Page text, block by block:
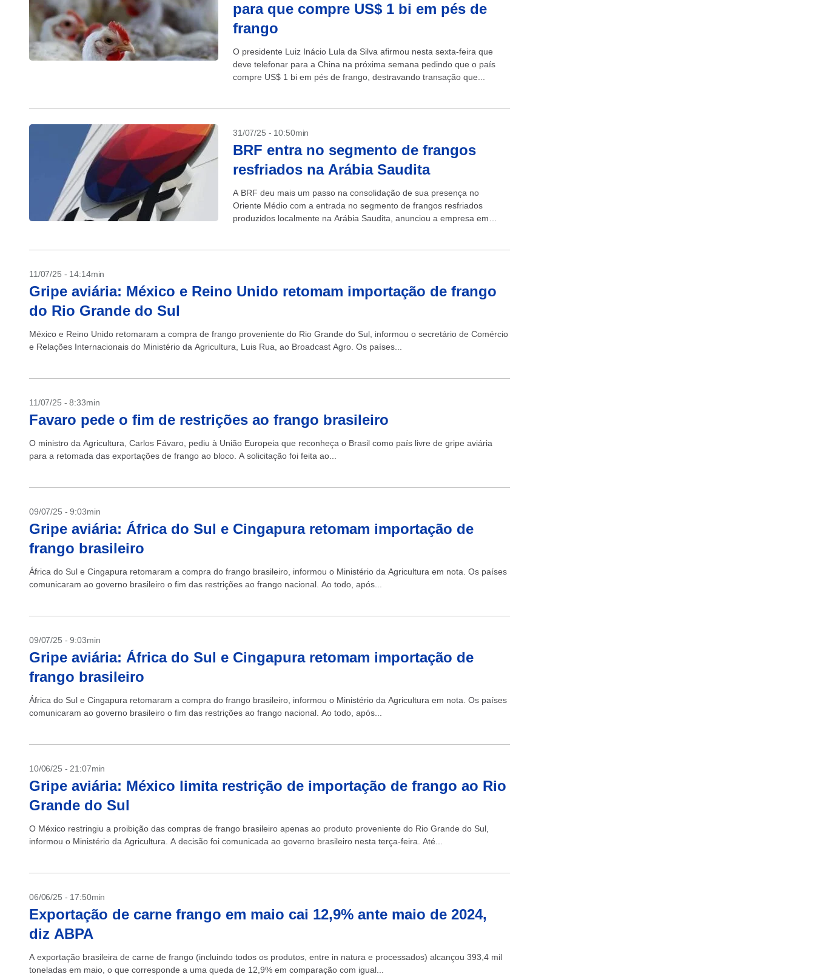
para que compre US$ 1 bi em pés de
frango
O presidente Luiz Inácio Lula da Silva afirmou nesta sexta-feira que
deve telefonar para a China na próxima semana pedindo que o país
compre US$ 1 bi em pés de frango, destravando transação que...
31/07/25 - 10:50min
BRF entra no segmento de frangos
resfriados na Arábia Saudita
A BRF deu mais um passo na consolidação de sua presença no
Oriente Médio com a entrada no segmento de frangos resfriados
produzidos localmente na Arábia Saudita, anunciou a empresa em
11/07/25 - 14:14min
Gripe aviária: México e Reino Unido retomam importação de frango
do Rio Grande do Sul
México e Reino Unido retomaram a compra de frango proveniente do Rio Grande do Sul, informou o secretário de Comércio
e Relações Internacionais do Ministério da Agricultura, Luis Rua, ao Broadcast Agro. Os países...
11/07/25 - 8:33min
Favaro pede o fim de restrições ao frango brasileiro
O ministro da Agricultura, Carlos Fávaro, pediu à União Europeia que reconheça o Brasil como país livre de gripe aviária
para a retomada das exportações de frango ao bloco. A solicitação foi feita ao...
09/07/25 - 9:03min
Gripe aviária: África do Sul e Cingapura retomam importação de
frango brasileiro
África do Sul e Cingapura retomaram a compra do frango brasileiro, informou o Ministério da Agricultura em nota. Os países
comunicaram ao governo brasileiro o fim das restrições ao frango nacional. Ao todo, após...
09/07/25 - 9:03min
Gripe aviária: África do Sul e Cingapura retomam importação de
frango brasileiro
África do Sul e Cingapura retomaram a compra do frango brasileiro, informou o Ministério da Agricultura em nota. Os países
comunicaram ao governo brasileiro o fim das restrições ao frango nacional. Ao todo, após...
10/06/25 - 21:07min
Gripe aviária: México limita restrição de importação de frango ao Rio
Grande do Sul
O México restringiu a proibição das compras de frango brasileiro apenas ao produto proveniente do Rio Grande do Sul,
informou o Ministério da Agricultura. A decisão foi comunicada ao governo brasileiro nesta terça-feira. Até...
06/06/25 - 17:50min
Exportação de carne frango em maio cai 12,9% ante maio de 2024,
diz ABPA
A exportação brasileira de carne de frango (incluindo todos os produtos, entre in natura e processados) alcançou 393,4 mil
toneladas em maio, o que corresponde a uma queda de 12,9% em comparação com igual...